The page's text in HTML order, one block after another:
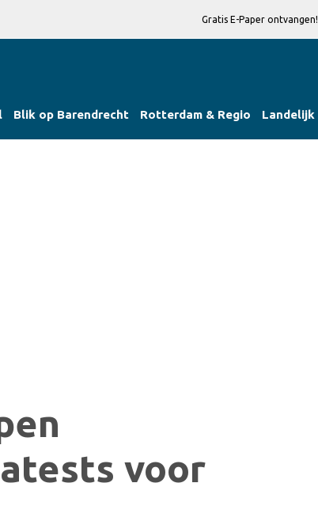
Gratis E-Paper ontvangen!
Blik op Barendrecht Rotterdam & Regio Landelijk
voor